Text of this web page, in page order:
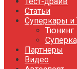
Статьи
Суперкары и
Тюнинг
Партнеры
Видео